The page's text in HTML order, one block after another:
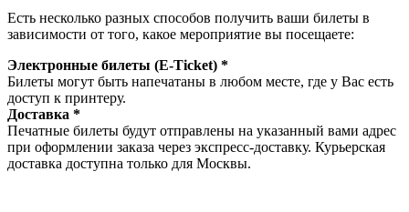
Есть несколько разных способов получить ваши билеты в
зависимости от того, какое мероприятие вы посещаете:
Электронные билеты (E-Ticket) *
Билеты могут быть напечатаны в любом месте, где у Вас есть
доступ к принтеру.
Доставка *
Печатные билеты будут отправлены на указанный вами адрес
при оформлении заказа через экспресс-доставку. Курьерская
доставка доступна только для Москвы.